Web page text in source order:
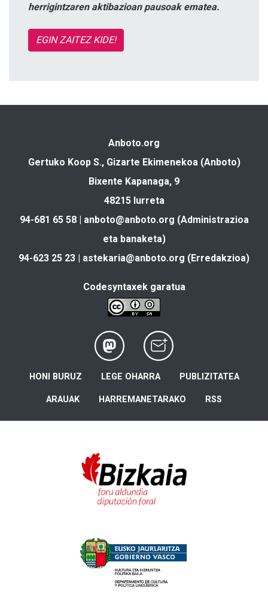
herrigintzaren aktibazioan pausoak ematea.
EGIN ZAITEZ KIDE!
Anboto.org
Gertuko Koop S., Gizarte Ekimenekoa (Anboto)
Bixente Kapanaga, 9
48215 Iurreta
94-681 65 58 | anboto@anboto.org (Administrazioa
eta banaketa)
94-623 25 23 | astekaria@anboto.org (Erredakzioa)
Codesyntaxek garatua
HONI BURUZ LEGE OHARRA PUBLIZITATEA
ARAUAK HARREMANETARAKO RSS